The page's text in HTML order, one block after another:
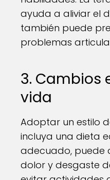
ayuda a aliviar el
también puede
problemas
3. Cambios
vida
Adoptar un estilo
incluya una dieta
adecuado, puede
dolor y desgaste